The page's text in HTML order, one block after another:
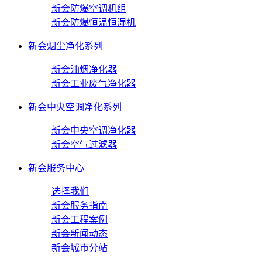
新会防爆空调机组
新会防爆恒温恒湿机
新会烟尘净化系列
新会油烟净化器
新会工业废气净化器
新会中央空调净化系列
新会中央空调净化器
新会空气过滤器
新会服务中心
选择我们
新会服务指南
新会工程案例
新会新闻动态
新会城市分站